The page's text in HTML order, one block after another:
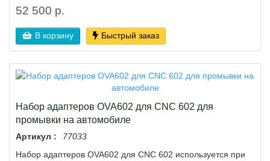
52 500 р.
В корзину Быстрый заказ
Набор адаптеров OVA602 для CNC 602 для
промывки на автомобиле
Артикул :
77033
Набор адаптеров OVA602 для CNC 602 используется при